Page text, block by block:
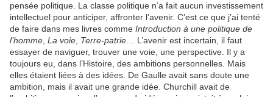
pensée politique. La classe politique n’a fait aucun investissement
intellectuel pour anticiper, affronter l’avenir. C’est ce que j’ai tenté
de faire dans mes livres comme Introduction à une politique de
l’homme La voie Terre-patrie … L’avenir est incertain, il faut
essayer de naviguer, trouver une voie, une perspective. Il y a
toujours eu, dans l’Histoire, des ambitions personnelles. Mais
elles étaient liées à des idées. De Gaulle avait sans doute une
ambition, mais il avait une grande idée. Churchill avait de